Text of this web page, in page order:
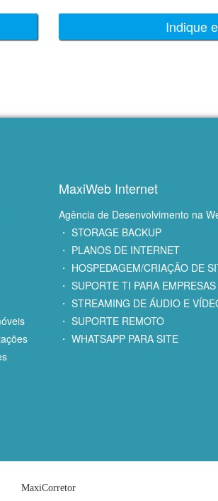
Indique
MaxiWeb Internet
Agência de Desenvolvimento na
・ STORAGE BACKUP
・ PLANOS DE INTERNET
・ HOSPEDAGEM/CRIAÇÃO DE
・ SUPORTE TI PARA EMPRESAS
・ STREAMING DE ÁUDIO E
・ SUPORTE REMOTO
・ WHATSAPP PARA SITE
MaxiCorretor